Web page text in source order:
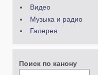
Видео
Музыка и радио
Галерея
Поиск по канону